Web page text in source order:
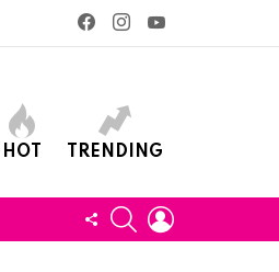
facebookinstagram
HOT TRENDING
FOLLOWSEARCH